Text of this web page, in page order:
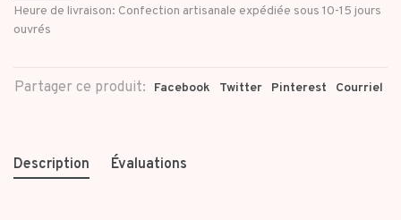
Heure de livraison: Confection artisanale expédiée sous 10-15 jours
ouvrés
Partager ce produit: Facebook Twitter Pinterest Courriel
Description Évaluations